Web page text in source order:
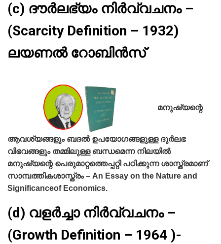
(c) ദൗർലഭ്യം നിര്‍വ്വചനം –
(Scarcity Definition – 1932)
ലയണല്‍ റോബിന്‍സ്‌
മനുഷ്യന്റെ
ആവശ്യങ്ങളും ബദല്‍ ഉപയോഗങ്ങളുള്ള ദുര്‍ലഭ
വിഭവങ്ങളും തമ്മിലുള്ള ബന്ധമെന്ന നിലയില്‍
മനുഷ്യന്റെ പെരുമാറ്റത്തെപ്പറ്റി പഠിക്കുന്ന ശാസ്ത്രമാണ്‌
സാമ്പത്തികശാസ്ത്രം – An Essay on the Nature and
Significanceof Economics.
(d) വളര്‍ച്ചാ നിര്‍വ്വചനം –
(Growth Definition – 1964 )-